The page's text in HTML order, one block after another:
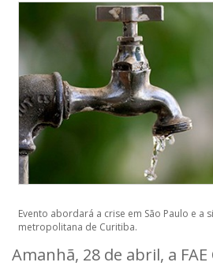
Evento abordará a crise em São Paulo e a
metropolitana de Curitiba.
Amanhã, 28 de abril, a